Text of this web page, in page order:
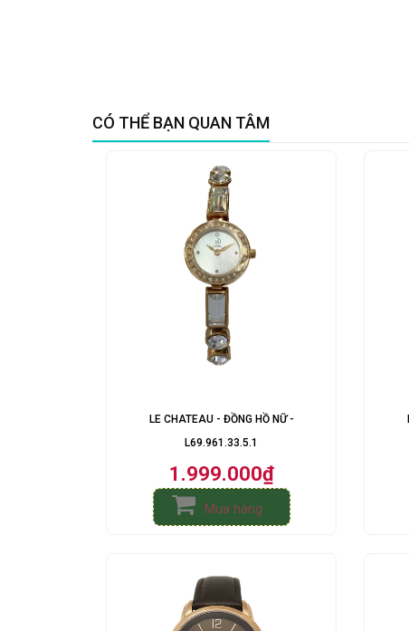
CÓ THỂ BẠN QUAN TÂM
LE CHATEAU - ĐỒNG HỒ NỮ -
L69.961.33.5.1
1.999.000₫
Mua hàng